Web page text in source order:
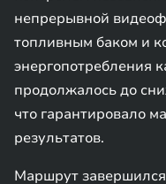
непрерывной
топливным баком и
энергопотребления
продолжалось до
что гарантировало
результатов.
Маршрут